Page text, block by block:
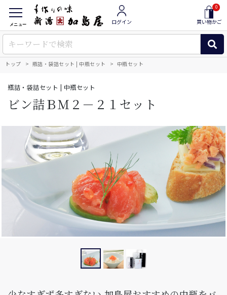
メニュー ログイン
0
買い物かご
トップ 瓶詰・袋詰セット | 中瓶セット 中瓶セット
瓶詰・袋詰セット | 中瓶セット
ビン詰ＢＭ２－２１セット